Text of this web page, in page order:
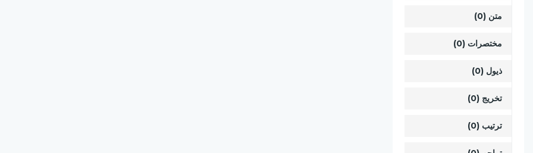
متن (0)
مختصرات (0)
ذيول (0)
تخريج (0)
ترتيب (0)